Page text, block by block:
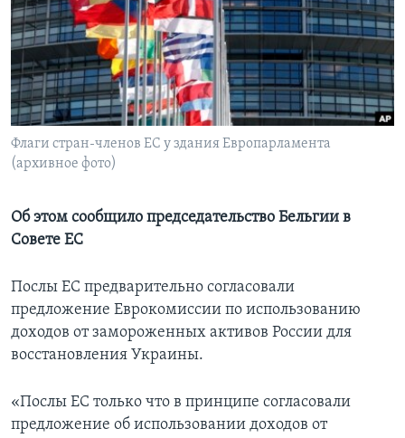
Learning English
СОЦИАЛЬНЫЕ СЕТИ
Языки
Флаги стран-членов ЕС у здания Европарламента
(архивное фото)
Об этом сообщило председательство Бельгии в
Совете ЕС
Послы ЕС предварительно согласовали
предложение Еврокомиссии по использованию
доходов от замороженных активов России для
восстановления Украины.
«Послы ЕС только что в принципе согласовали
предложение об использовании доходов от